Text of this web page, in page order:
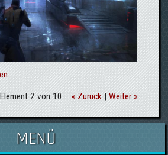
Element 2 von 10 « Zurück| Weiter »
MENÜ